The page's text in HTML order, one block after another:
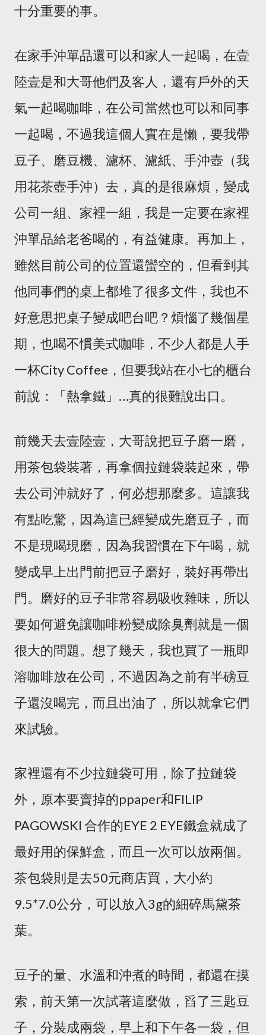
十分重要的事。
在家手沖單品還可以和家人一起喝，在壹
陸壹是和大哥他們及客人，還有戶外的天
氣一起喝咖啡，在公司當然也可以和同事
一起喝，不過我這個人實在是懶，要我帶
豆子、磨豆機、濾杯、濾紙、手沖壺（我
用花茶壺手沖）去，真的是很麻煩，變成
公司一組、家裡一組，我是一定要在家裡
沖單品給老爸喝的，有益健康。再加上，
雖然目前公司的位置還蠻空的，但看到其
他同事們的桌上都堆了很多文件，我也不
好意思把桌子變成吧台吧？煩惱了幾個星
期，也喝不慣美式咖啡，不少人都是人手
一杯City Coffee，但要我站在小七的櫃台
前說：「熱拿鐵」…真的很難說出口。
前幾天去壹陸壹，大哥說把豆子磨一磨，
用茶包袋裝著，再拿個拉鏈袋裝起來，帶
去公司沖就好了，何必想那麼多。這讓我
有點吃驚，因為這已經變成先磨豆子，而
不是現喝現磨，因為我習慣在下午喝，就
變成早上出門前把豆子磨好，裝好再帶出
門。磨好的豆子非常容易吸收雜味，所以
要如何避免讓咖啡粉變成除臭劑就是一個
很大的問題。想了幾天，我也買了一瓶即
溶咖啡放在公司，不過因為之前有半磅豆
子還沒喝完，而且出油了，所以就拿它們
來試驗。
家裡還有不少拉鏈袋可用，除了拉鏈袋
外，原本要賣掉的ppaper和FILIP
PAGOWSKI 合作的EYE 2 EYE鐵盒就成了
最好用的保鮮盒，而且一次可以放兩個。
茶包袋則是去50元商店買，大小約
9.5*7.0公分，可以放入3g的細碎馬黛茶
葉。
豆子的量、水溫和沖煮的時間，都還在摸
索，前天第一次試著這麼做，舀了三匙豆
子，分裝成兩袋，早上和下午各一袋，但